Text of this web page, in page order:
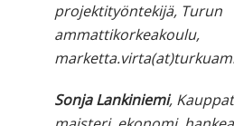
projektityöntekijä, Turun
ammattikorkeakoulu,
Sonja Lankiniemi,